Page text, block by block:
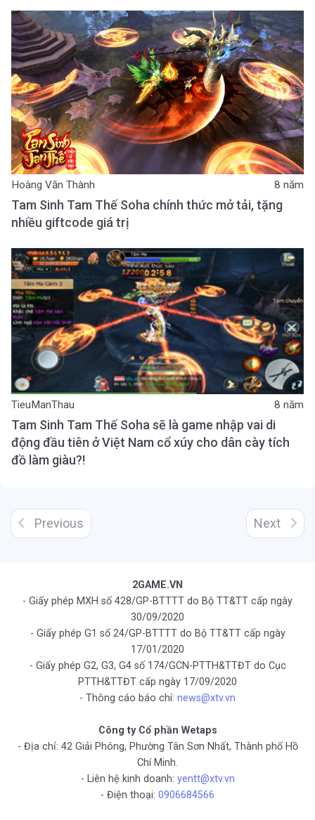
Hoàng Văn Thành 8 năm
Tam Sinh Tam Thế Soha chính thức mở tải, tặng
nhiều giftcode giá trị
TieuManThau 8 năm
Tam Sinh Tam Thế Soha sẽ là game nhập vai di
động đầu tiên ở Việt Nam cổ xúy cho dân cày tích
đồ làm giàu?!
Previous Next
2GAME.VN
- Giấy phép MXH số 428/GP-BTTTT do Bộ TT&TT cấp ngày
30/09/2020
- Giấy phép G1 số 24/GP-BTTTT do Bộ TT&TT cấp ngày
17/01/2020
- Giấy phép G2, G3, G4 số 174/GCN-PTTH&TTĐT do Cục
PTTH&TTĐT cấp ngày 17/09/2020
- Thông cáo báo chí: news@xtv.vn
Công ty Cổ phần Wetaps
- Địa chỉ: 42 Giải Phóng, Phường Tân Sơn Nhất, Thành phố Hồ
Chí Minh.
- Liên hệ kinh doanh: yentt@xtv.vn
- Điện thoại: 0906684566